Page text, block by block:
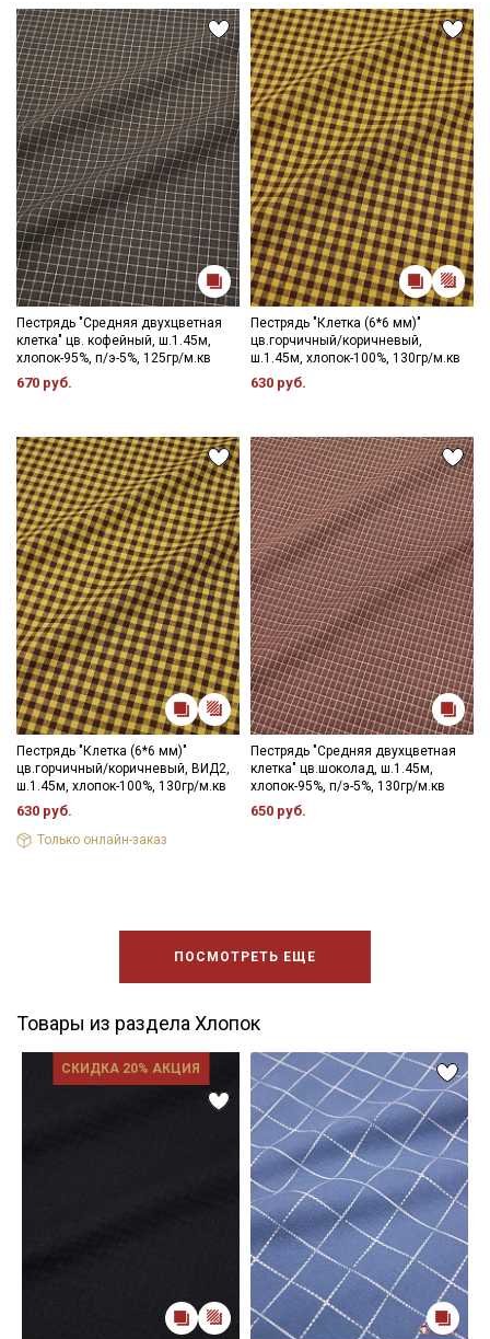
Пестрядь "Средняя двухцветная
клетка" цв. кофейный, ш.1.45м,
хлопок-95%, п/э-5%, 125гр/м.кв
670 руб.
Пестрядь "Клетка (6*6 мм)"
цв.горчичный/коричневый,
ш.1.45м, хлопок-100%, 130гр/м.кв
630 руб.
Пестрядь "Клетка (6*6 мм)"
цв.горчичный/коричневый, ВИД2,
ш.1.45м, хлопок-100%, 130гр/м.кв
630 руб.
Только онлайн-заказ
Пестрядь "Средняя двухцветная
клетка" цв.шоколад, ш.1.45м,
хлопок-95%, п/э-5%, 130гр/м.кв
650 руб.
ПОСМОТРЕТЬ ЕЩЕ
Товары из раздела Хлопок
СКИДКА 20% АКЦИЯ